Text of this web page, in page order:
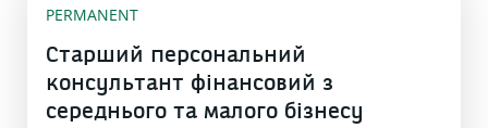
PERMANENT
Старший персональний
консультант фінансовий з
середнього та малого бізнесу